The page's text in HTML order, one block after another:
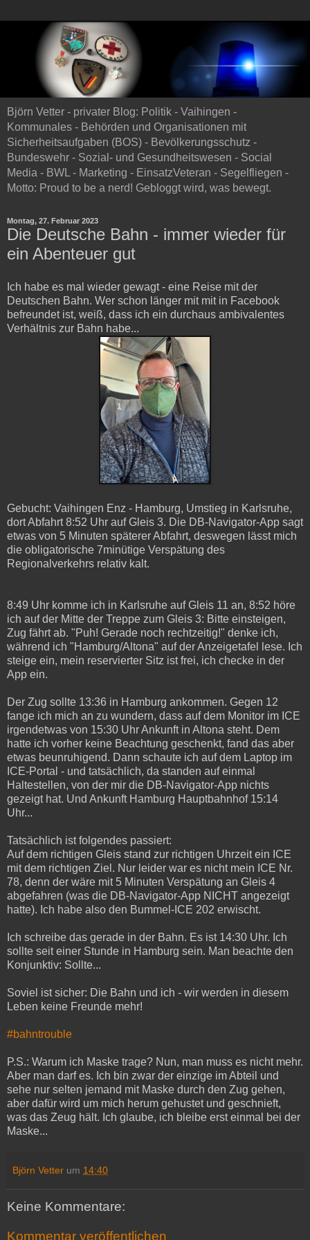
Björn Vetter - privater Blog: Politik - Vaihingen -
Kommunales - Behörden und Organisationen mit
Sicherheitsaufgaben (BOS) - Bevölkerungsschutz -
Bundeswehr - Sozial- und Gesundheitswesen - Social
Media - BWL - Marketing - EinsatzVeteran - Segelfliegen -
Motto: Proud to be a nerd! Gebloggt wird, was bewegt.
Montag, 27. Februar 2023
Die Deutsche Bahn - immer wieder für
ein Abenteuer gut
Ich habe es mal wieder gewagt - eine Reise mit der
Deutschen Bahn. Wer schon länger mit mit in Facebook
befreundet ist, weiß, dass ich ein durchaus ambivalentes
Verhältnis zur Bahn habe...
Gebucht: Vaihingen Enz - Hamburg, Umstieg in Karlsruhe,
dort Abfahrt 8:52 Uhr auf Gleis 3. Die DB-Navigator-App sagt
etwas von 5 Minuten späterer Abfahrt, deswegen lässt mich
die obligatorische 7minütige Verspätung des
Regionalverkehrs relativ kalt.
8:49 Uhr komme ich in Karlsruhe auf Gleis 11 an, 8:52 höre
ich auf der Mitte der Treppe zum Gleis 3: Bitte einsteigen,
Zug fährt ab. "Puh! Gerade noch rechtzeitig!" denke ich,
während ich "Hamburg/Altona" auf der Anzeigetafel lese. Ich
steige ein, mein reservierter Sitz ist frei, ich checke in der
App ein.
Der Zug sollte 13:36 in Hamburg ankommen. Gegen 12
fange ich mich an zu wundern, dass auf dem Monitor im ICE
irgendetwas von 15:30 Uhr Ankunft in Altona steht. Dem
hatte ich vorher keine Beachtung geschenkt, fand das aber
etwas beunruhigend. Dann schaute ich auf dem Laptop im
ICE-Portal - und tatsächlich, da standen auf einmal
Haltestellen, von der mir die DB-Navigator-App nichts
gezeigt hat. Und Ankunft Hamburg Hauptbahnhof 15:14
Uhr...
Tatsächlich ist folgendes passiert:
Auf dem richtigen Gleis stand zur richtigen Uhrzeit ein ICE
mit dem richtigen Ziel. Nur leider war es nicht mein ICE Nr.
78, denn der wäre mit 5 Minuten Verspätung an Gleis 4
abgefahren (was die DB-Navigator-App NICHT angezeigt
hatte). Ich habe also den Bummel-ICE 202 erwischt.
Ich schreibe das gerade in der Bahn. Es ist 14:30 Uhr. Ich
sollte seit einer Stunde in Hamburg sein. Man beachte den
Konjunktiv: Sollte...
Soviel ist sicher: Die Bahn und ich - wir werden in diesem
Leben keine Freunde mehr!
#bahntrouble
P.S.: Warum ich Maske trage? Nun, man muss es nicht mehr.
Aber man darf es. Ich bin zwar der einzige im Abteil und
sehe nur selten jemand mit Maske durch den Zug gehen,
aber dafür wird um mich herum gehustet und geschnieft,
was das Zeug hält. Ich glaube, ich bleibe erst einmal bei der
Maske...
Björn Vetter um 14:40
Keine Kommentare:
Kommentar veröffentlichen